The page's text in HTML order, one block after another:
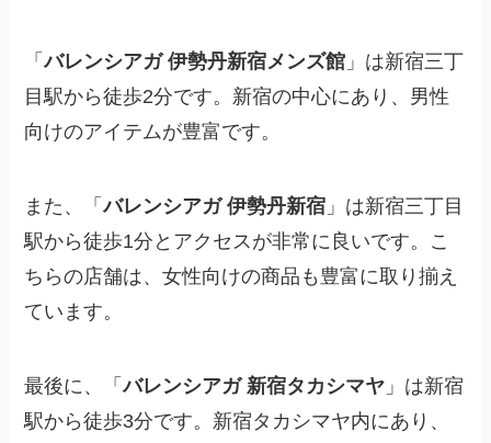
「バレンシアガ 伊勢丹新宿メンズ館 」は新宿三丁
目駅から徒歩2分です。新宿の中心にあり、男性
向けのアイテムが豊富です。
また、「バレンシアガ 伊勢丹新宿 」は新宿三丁目
駅から徒歩1分とアクセスが非常に良いです。こ
ちらの店舗は、女性向けの商品も豊富に取り揃え
ています。
最後に、「バレンシアガ 新宿タカシマヤ 」は新宿
駅から徒歩3分です。新宿タカシマヤ内にあり、